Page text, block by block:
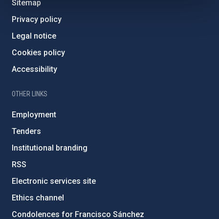
Sitemap
Privacy policy
Legal notice
Cookies policy
Accessibility
OTHER LINKS
Employment
Tenders
Institutional branding
RSS
Electronic services site
Ethics channel
Condolences for Francisco Sánchez